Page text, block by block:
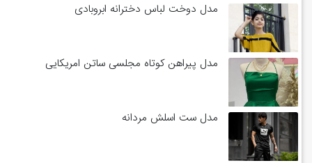
مدل دوخت لباس دخترانه ابروبادی
مدل پیراهن کوتاه مجلسی ساتن امریکایی
مدل ست اسلش مردانه